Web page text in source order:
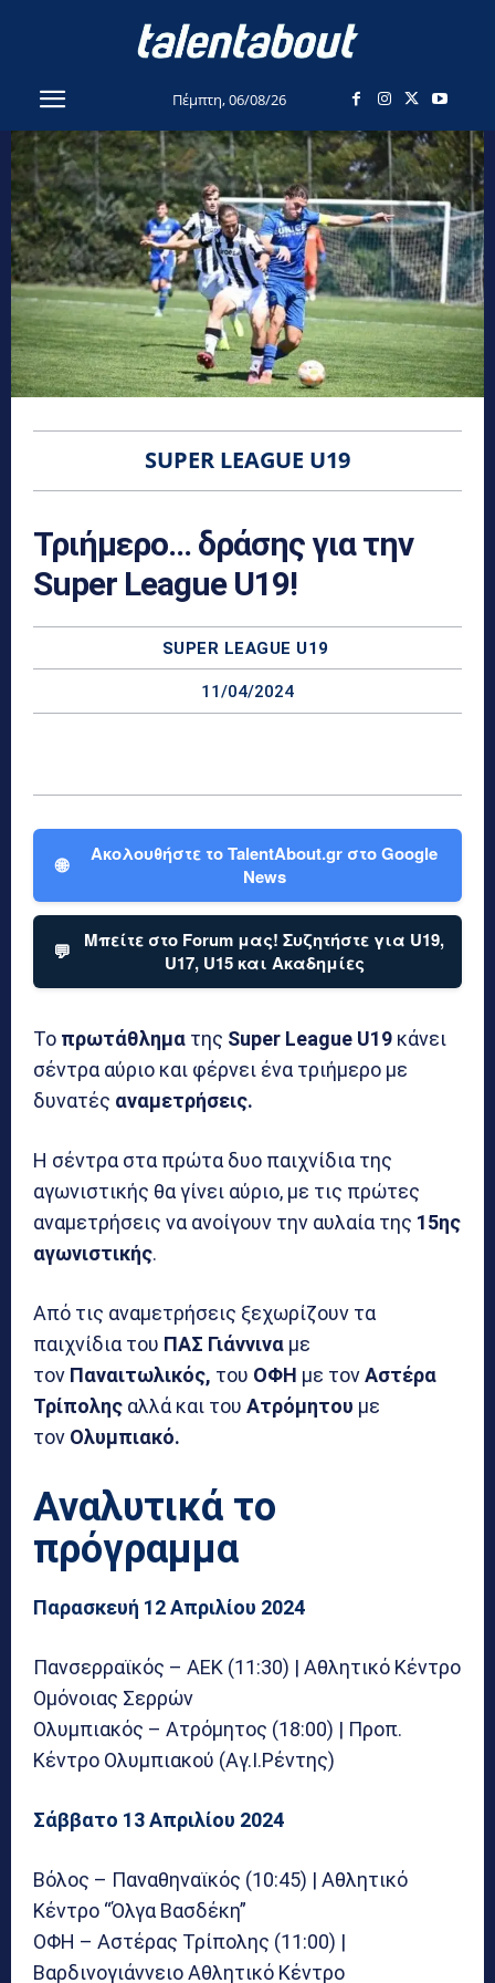
Πέμπτη, 06/08/26
SUPER LEAGUE U19
Τριήμερο… δράσης για την
Super League U19!
SUPER LEAGUE U19
11/04/2024
🌐
Ακολουθήστε το TalentAbout.gr στο Google
News
💬
Μπείτε στο Forum μας! Συζητήστε για U19,
U17, U15 και Ακαδημίες
Το πρωτάθλημα της Super League U19 κάνει
σέντρα αύριο και φέρνει ένα τριήμερο με
δυνατές αναμετρήσεις.
Η σέντρα στα πρώτα δυο παιχνίδια της
αγωνιστικής θα γίνει αύριο, με τις πρώτες
αναμετρήσεις να ανοίγουν την αυλαία της 15ης
αγωνιστικής.
Από τις αναμετρήσεις ξεχωρίζουν τα
παιχνίδια του ΠΑΣ Γιάννινα με
τον Παναιτωλικός, του ΟΦΗ με τονΑστέρα
Τρίπολης αλλά και του Ατρόμητου με
τον Ολυμπιακό.
Αναλυτικά το
πρόγραμμα
Παρασκευή 12 Απριλίου 2024
Πανσερραϊκός – ΑΕΚ (11:30) | Αθλητικό Κέντρο
Ομόνοιας Σερρών
Ολυμπιακός – Ατρόμητος (18:00) | Προπ.
Κέντρο Ολυμπιακού (Αγ.Ι.Ρέντης)
Σάββατο 13 Απριλίου 2024
Βόλος – Παναθηναϊκός (10:45) | Αθλητικό
Κέντρο “Όλγα Βασδέκη”
ΟΦΗ – Αστέρας Τρίπολης (11:00) |
Βαρδινογιάννειο Αθλητικό Κέντρο